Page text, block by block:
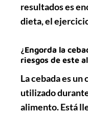
resultados es
dieta, el
¿Engorda la
riesgos de este
La cebada es
utilizado
alimento. Está